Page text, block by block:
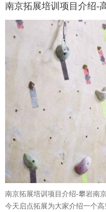
南京拓展培训项目介绍-
南京拓展培训项目介绍-攀岩南
今天启点拓展为大家介绍一个